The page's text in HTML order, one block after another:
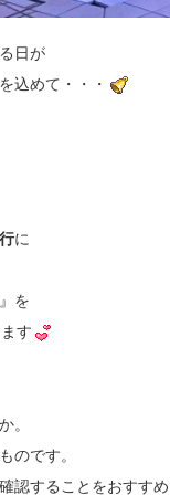
日が
込めて・・・
に
』を
す
。
のです。
認することをおすす